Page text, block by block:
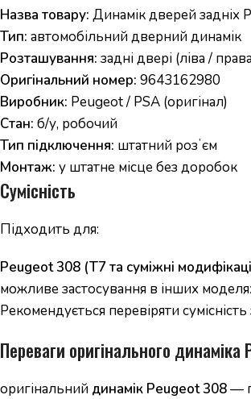
Назва товару: Динамік дверей
Тип: автомобільний дверний динамік
Розташування: задні двері (ліва /
Оригінальний номер: 9643162980
Виробник: Peugeot / PSA (оригінал)
Стан: б/у, робочий
Тип підключення: штатний розʼєм
Монтаж: у штатне місце без доробок
Сумісність
Підходить для:
Peugeot 308 (T7 та суміжні
можливе застосування в інших
Рекомендується перевіряти сумісність
Переваги оригінального динаміка
оригінальний динамік Peugeot 308—